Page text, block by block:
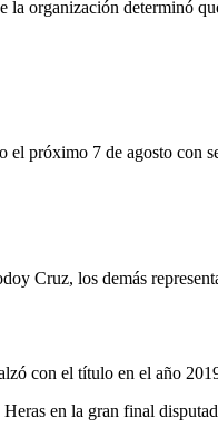
organización determinó
próximo 7 de agosto con
Cruz, los demás
con el título en el año
en la gran final